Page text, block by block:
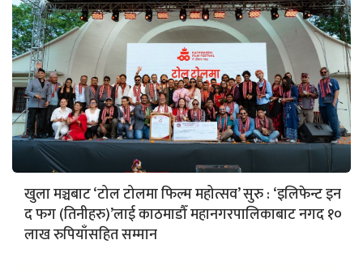
खुला मञ्चबाट ‘टोल टोलमा फिल्म महोत्सव’ सुरु : ‘इलिफेन्ट इन
द फग (तिनीहरु)’लाई काठमाडौँ महानगरपालिकाबाट नगद १०
लाख रुपियाँसहित सम्मान